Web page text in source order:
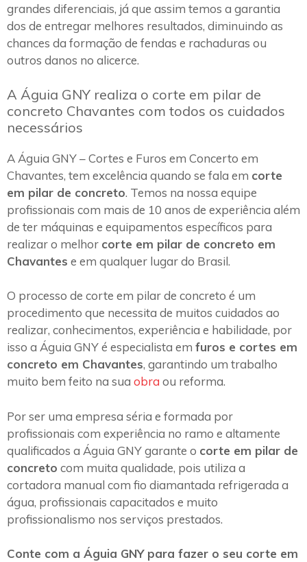
grandes diferenciais, já que assim temos a garantia
dos de entregar melhores resultados, diminuindo as
chances da formação de fendas e rachaduras ou
outros danos no alicerce.
A Águia GNY realiza o corte em pilar de
concreto Chavantes com todos os cuidados
necessários
A Águia GNY – Cortes e Furos em Concerto em
Chavantes, tem excelência quando se fala em corte
em pilar de concreto. Temos na nossa equipe
profissionais com mais de 10 anos de experiência além
de ter máquinas e equipamentos específicos para
realizar o melhor corte em pilar de concreto em
Chavantes e em qualquer lugar do Brasil.
O processo de corte em pilar de concreto é um
procedimento que necessita de muitos cuidados ao
realizar, conhecimentos, experiência e habilidade, por
isso a Águia GNY é especialista em furos e cortes em
concreto em Chavantes, garantindo um trabalho
muito bem feito na sua obra ou reforma.
Por ser uma empresa séria e formada por
profissionais com experiência no ramo e altamente
qualificados a Águia GNY garante o corte em pilar de
concreto com muita qualidade, pois utiliza a
cortadora manual com fio diamantada refrigerada a
água, profissionais capacitados e muito
profissionalismo nos serviços prestados.
Conte com a Águia GNY para fazer o seu corte em